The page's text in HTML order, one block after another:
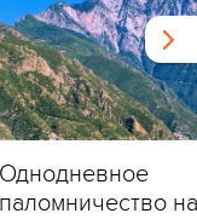
Однодневное
паломничество